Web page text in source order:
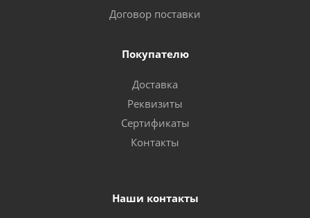
Договор поставки
Покупателю
Доставка
Реквизиты
Сертификаты
Контакты
Наши контакты